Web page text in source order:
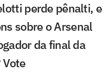
perde pênalti, e
sobre o Arsenal
da final da
Vote